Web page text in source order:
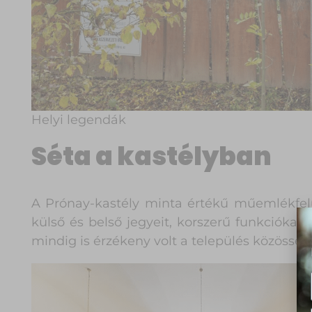
Helyi legendák
Séta a kastélyban
A Prónay-kastély minta értékű
külső és belső jegyeit, korszerű
mindig is érzékeny volt a település